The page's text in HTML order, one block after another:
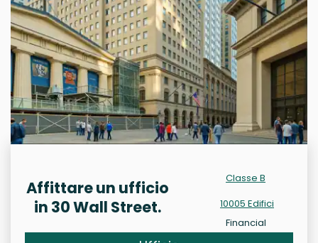
Affittare un ufficio
in 30 Wall Street.
Classe B
10005 Edifici
Financial